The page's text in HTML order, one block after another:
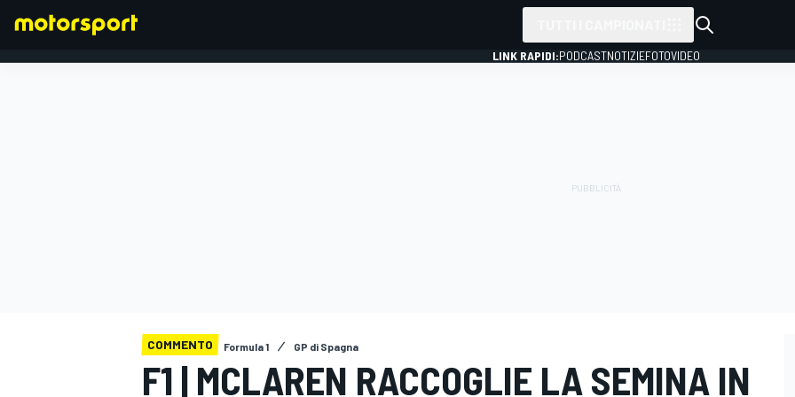
LINK RAPIDI:PODCASTNOTIZIEFOTOVIDEO
COMMENTO Formula 1 GP di Spagna
F1 | MCLAREN RACCOGLIE LA SEMINA IN